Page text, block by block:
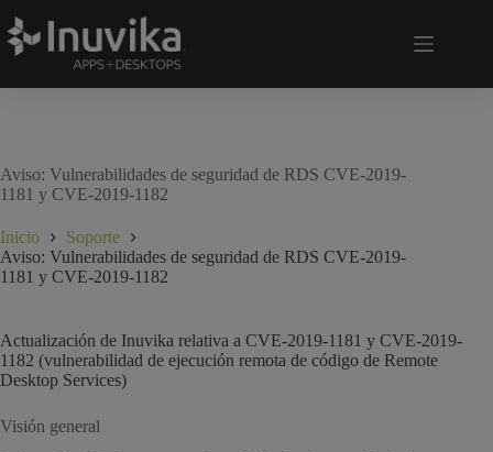
Aviso: Vulnerabilidades de seguridad de RDS CVE-2019-
1181 y CVE-2019-1182
Inicio
Soporte
Aviso: Vulnerabilidades de seguridad de RDS CVE-2019-
1181 y CVE-2019-1182
Actualización de Inuvika relativa a CVE-2019-1181 y CVE-2019-
1182 (vulnerabilidad de ejecución remota de código de Remote
Desktop Services)
Visión general